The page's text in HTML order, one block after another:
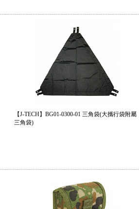
【J-TECH】BG01-0300-01 三角袋(大攜行袋附屬
三角袋)